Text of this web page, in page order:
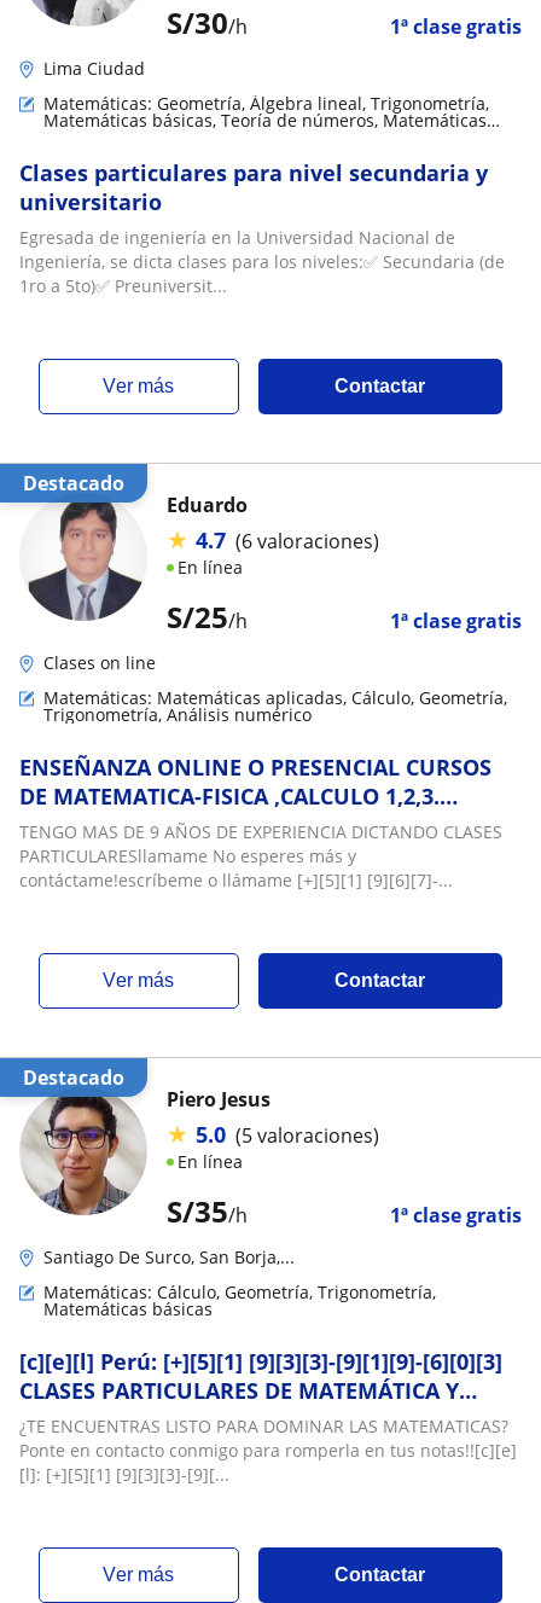
S/30/h 1ª clase gratis
Lima Ciudad
Matemáticas: Geometría, Álgebra lineal, Trigonometría,
Matemáticas básicas, Teoría de números, Matemáticas
Clases particulares para nivel secundaria y
universitario
Egresada de ingeniería en la Universidad Nacional de
Ingeniería, se dicta clases para los niveles:✅ Secundaria (de
1ro a 5to)✅ Preuniversit...
ver más Contactar
Destacado
S/25/h 1ª clase gratis
Eduardo
★ 4.7 (6 valoraciones)
En línea
Clases on line
Matemáticas: Matemáticas aplicadas, Cálculo, Geometría,
Trigonometría, Análisis numérico
ENSEÑANZA ONLINE O PRESENCIAL CURSOS
DE MATEMATICA-FISICA ,CALCULO 1,2,3.
DIRIGIDO A UNIVERSITARIOS ,ESCOLARES,BECA
18
TENGO MAS DE 9 AÑOS DE EXPERIENCIA DICTANDO CLASES
PARTICULARESllamame No esperes más y
contáctame!escríbeme o llámame [+][5][1] [9][6][7]-...
ver más Contactar
Destacado
S/35/h 1ª clase gratis
Piero Jesus
★ 5.0 (5 valoraciones)
En línea
Santiago De Surco, San Borja,...
Matemáticas: Cálculo, Geometría, Trigonometría,
Matemáticas básicas
[c][e][l] Perú: [+][5][1] [9][3][3]-[9][1][9]-[6][0][3]
CLASES PARTICULARES DE MATEMÁTICA Y
FÍSICA (ONLINE)
¿TE ENCUENTRAS LISTO PARA DOMINAR LAS MATEMATICAS?
Ponte en contacto conmigo para romperla en tus notas!![c][e]
[l]: [+][5][1] [9][3][3]-[9][...
ver más Contactar